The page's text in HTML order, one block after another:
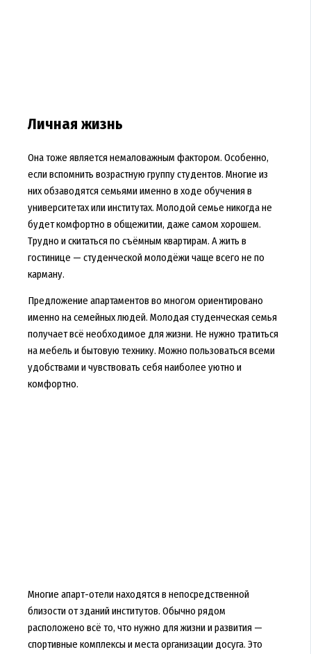
Личная жизнь
Она тоже является немаловажным фактором. Особенно,
если вспомнить возрастную группу студентов. Многие из
них обзаводятся семьями именно в ходе обучения в
университетах или институтах. Молодой семье никогда не
будет комфортно в общежитии, даже самом хорошем.
Трудно и скитаться по съёмным квартирам. А жить в
гостинице — студенческой молодёжи чаще всего не по
карману.
Предложение апартаментов во многом ориентировано
именно на семейных людей. Молодая студенческая семья
получает всё необходимое для жизни. Не нужно тратиться
на мебель и бытовую технику. Можно пользоваться всеми
удобствами и чувствовать себя наиболее уютно и
комфортно.
Многие апарт-отели находятся в непосредственной
близости от зданий институтов. Обычно рядом
расположено всё то, что нужно для жизни и развития —
спортивные комплексы и места организации досуга. Это